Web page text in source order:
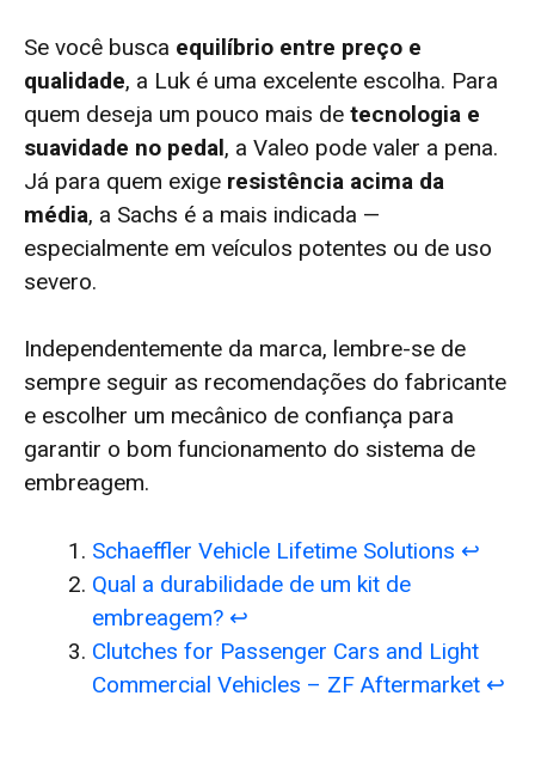
Se você busca equilíbrio entre preço e
qualidade, a Luk é uma excelente escolha. Para
quem deseja um pouco mais de tecnologia e
suavidade no pedal, a Valeo pode valer a pena.
Já para quem exige resistência acima da
média, a Sachs é a mais indicada —
especialmente em veículos potentes ou de uso
severo.
Independentemente da marca, lembre-se de
sempre seguir as recomendações do fabricante
e escolher um mecânico de confiança para
garantir o bom funcionamento do sistema de
embreagem.
Schaeffler Vehicle Lifetime Solutions ↩︎
Qual a durabilidade de um kit de
embreagem? ↩︎
Clutches for Passenger Cars and Light
Commercial Vehicles – ZF Aftermarket ↩︎